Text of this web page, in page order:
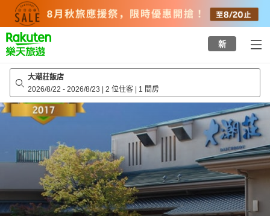
top
page
新
大潮莊飯店
2026/8/22 - 2026/8/23 | 2 位住客 | 1 間房